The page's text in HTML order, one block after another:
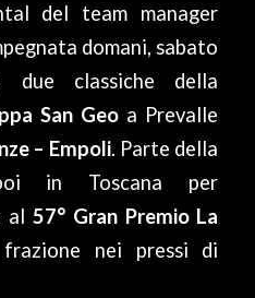
del team manager
domani, sabato
classiche della
San Geo a Prevalle
– Empoli. Parte della
in Toscana per
al 57° Gran Premio La
frazione nei pressi di